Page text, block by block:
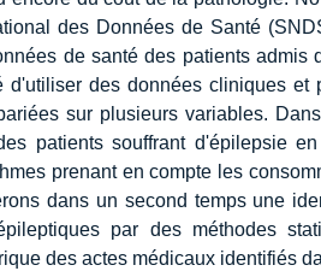
des Données de Santé
de santé des patients
d'utiliser des données cliniques
sur plusieurs variables.
patients souffrant d'épilepsie
prenant en compte les
dans un second temps une
par des méthodes
des actes médicaux identifiés